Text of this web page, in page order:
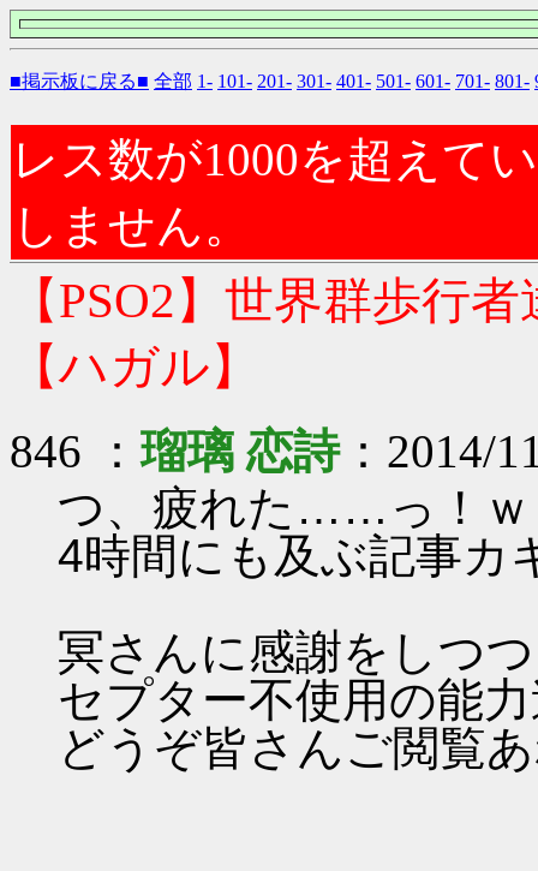
■掲示板に戻る■ 全部 1- 101- 201- 301- 401- 501- 601- 701- 801-
レス数が1000を超えて
しません。
【PSO2】世界群歩行
【ハガル】
846 ：瑠璃 恋詩：2014/
つ、疲れた……っ！ｗ
4時間にも及ぶ記事カ
冥さんに感謝をしつ
セプター不使用の能
どうぞ皆さんご閲覧